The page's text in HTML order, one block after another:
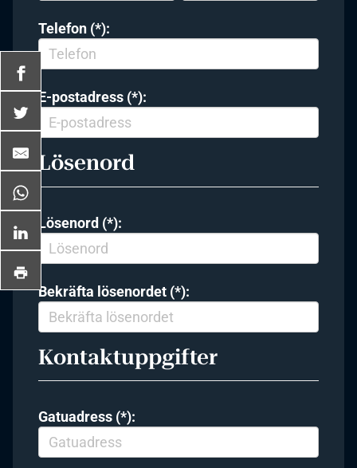
Telefon (*):
E-postadress (*):
Lösenord
Lösenord (*):
Bekräfta lösenordet (*):
Kontaktuppgifter
Gatuadress (*):